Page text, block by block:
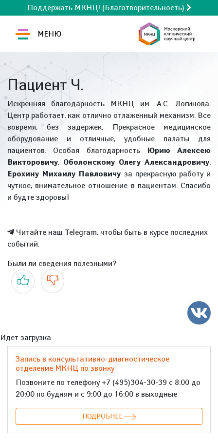
Поддержать МКНЦ! (Благотворительность)
МЕНЮ
Пациент Ч.
Искренняя благодарность МКНЦ им. А.С. Логинова.
Центр работает, как отлично отлаженный механизм. Все
вовремя, без задержек. Прекрасное медицинское
оборудование и отличные, удобные палаты для
пациентов. Особая благодарность
Юрию Алексею
Викторовичу, Оболонскому Олегу Александровичу,
Ерохину Михаилу Павловичу за прекрасную работу и
чуткое, внимательное отношение в пациентам. Спасибо
и будте здоровы!
Читайте наш Telegram, чтобы быть в курсе последних
событий.
Были ли сведения полезными?
Да Нет
Идет загрузка
Запись в консультативно-диагностическое
отделение МКНЦ по звонку
Позвоните по телефону +7 (495)304-30-39 с 8:00 до
20:00 по будням и с 9:00 до 16:00 в выходные
ПОДРОБНЕЕ